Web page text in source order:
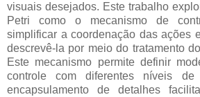
visuais desejados. Este trabalho
Petri como o mecanismo de
simplificar a coordenação das ações
descrevê-la por meio do tratamento
Este mecanismo permite definir
controle com diferentes níveis
encapsulamento de detalhes